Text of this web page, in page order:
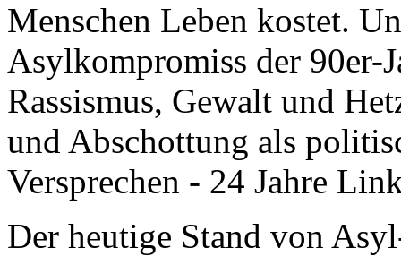
Menschen Leben kostet.
Asylkompromiss der 90er-
Rassismus, Gewalt und
und Abschottung als
Versprechen - 24 Jahre
Der heutige Stand von